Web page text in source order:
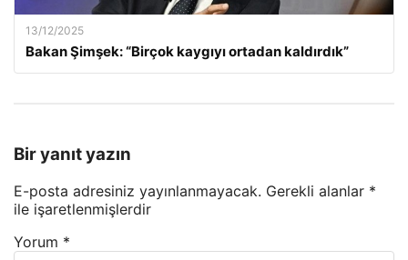
13/12/2025
Bakan Şimşek: “Birçok kaygıyı ortadan kaldırdık”
Bir yanıt yazın
E-posta adresiniz yayınlanmayacak. Gerekli alanlar *
ile işaretlenmişlerdir
Yorum *